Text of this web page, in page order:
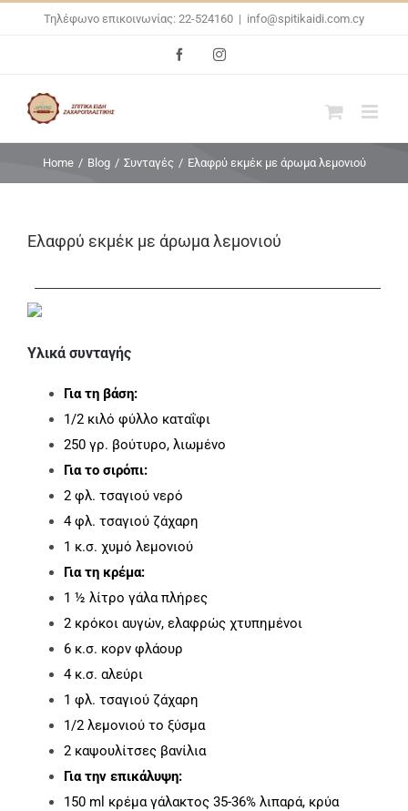
Τηλέφωνο επικοινωνίας: 22-524160 | info@spitikaidi.com.cy
FacebookInstagram
Home / Blog / Συνταγές / Ελαφρύ εκμέκ με άρωμα λεμονιού
Ελαφρύ εκμέκ με άρωμα λεμονιού
Υλικά συνταγής
Για τη βάση:
1/2 κιλό φύλλο καταΐφι
250 γρ. βούτυρο, λιωμένο
Για το σιρόπι:
2 φλ. τσαγιού νερό
4 φλ. τσαγιού ζάχαρη
1 κ.σ. χυμό λεμονιού
Για τη κρέμα:
1 ½ λίτρο γάλα πλήρες
2 κρόκοι αυγών, ελαφρώς χτυπημένοι
6 κ.σ. κορν φλάουρ
4 κ.σ. αλεύρι
1 φλ. τσαγιού ζάχαρη
1/2 λεμονιού το ξύσμα
2 καψουλίτσες βανίλια
Για την επικάλυψη:
150 ml κρέμα γάλακτος 35-36% λιπαρά, κρύα